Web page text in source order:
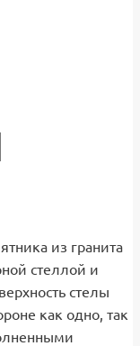
из гранита
стеллой и
стелы
как одно, так